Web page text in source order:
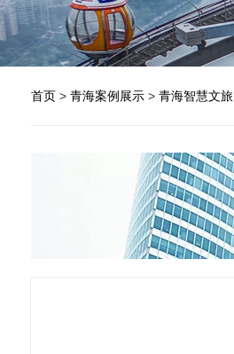
首页 > 青海案例展示 > 青海智慧文旅